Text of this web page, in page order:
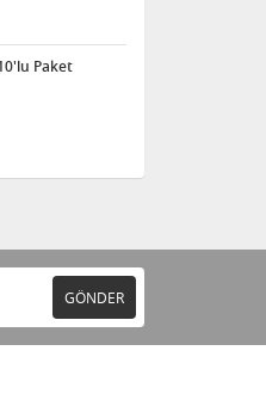
Paket
GÖNDER